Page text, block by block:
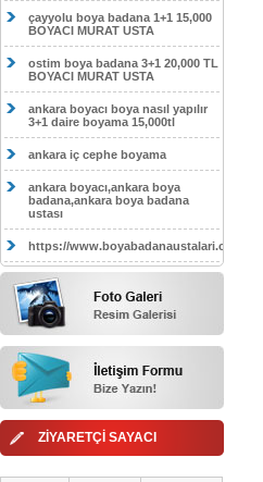
SOKULLU DAİRE BOYAMA 1000TL
EV,İŞYERİ BOYA BADANA USTASI
0554 184 41 66
çayyolu boya badana 1+1 15,000
BOYACI MURAT USTA
ostim boya badana 3+1 20,000 TL
BOYACI MURAT USTA
ankara boyacı boya nasıl yapılır
3+1 daire boyama 15,000tl
ankara iç cephe boyama
ankara boyacı,ankara boya
badana,ankara boya badana
ustası
https://www.boyabadanaustalari.com/
ZİYARETÇİ SAYACI